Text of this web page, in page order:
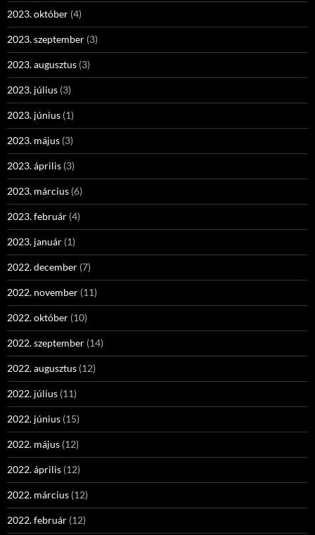
2023. október (4)
2023. szeptember (3)
2023. augusztus (3)
2023. július (3)
2023. június (1)
2023. május (3)
2023. április (3)
2023. március (6)
2023. február (4)
2023. január (1)
2022. december (7)
2022. november (11)
2022. október (10)
2022. szeptember (14)
2022. augusztus (12)
2022. július (11)
2022. június (15)
2022. május (12)
2022. április (12)
2022. március (12)
2022. február (12)